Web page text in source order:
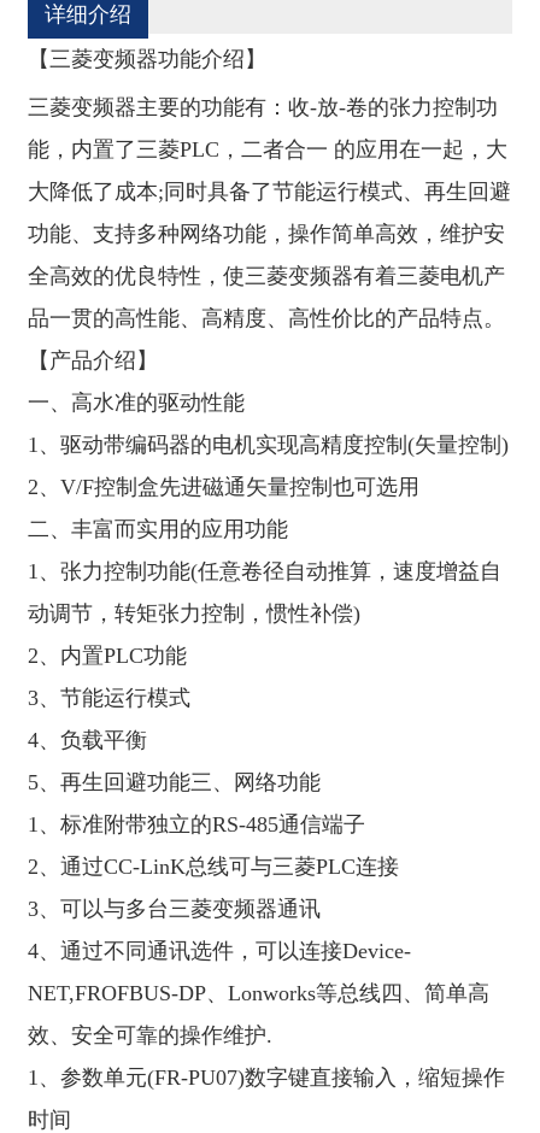
详细介绍
【三菱变频器功能介绍】
三菱变频器主要的功能有：收-放-卷的张力控制功
能，内置了三菱PLC，二者合一 的应用在一起，大
大降低了成本;同时具备了节能运行模式、再生回避
功能、支持多种网络功能，操作简单高效，维护安
全高效的优良特性，使三菱变频器有着三菱电机产
品一贯的高性能、高精度、高性价比的产品特点。
【产品介绍】
一、高水准的驱动性能
1、驱动带编码器的电机实现高精度控制(矢量控制)
2、V/F控制盒先进磁通矢量控制也可选用
二、丰富而实用的应用功能
1、张力控制功能(任意卷径自动推算，速度增益自
动调节，转矩张力控制，惯性补偿)
2、内置PLC功能
3、节能运行模式
4、负载平衡
5、再生回避功能三、网络功能
1、标准附带独立的RS-485通信端子
2、通过CC-LinK总线可与三菱PLC连接
3、可以与多台三菱变频器通讯
4、通过不同通讯选件，可以连接Device-
NET,FROFBUS-DP、Lonworks等总线四、简单高
效、安全可靠的操作维护.
1、参数单元(FR-PU07)数字键直接输入，缩短操作
时间